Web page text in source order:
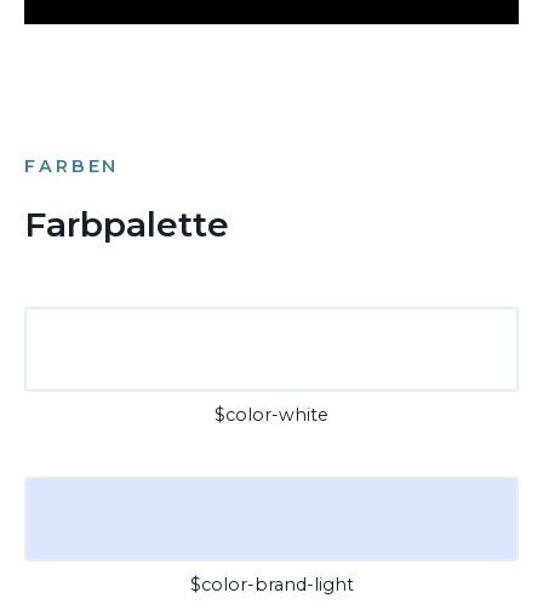
FARBEN
Farbpalette
$color-white
$color-brand-light